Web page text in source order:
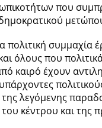
που
πολιτική συμμαχία
όλους που
καιρό έχουν
λεγόμενης
κέντρου και της